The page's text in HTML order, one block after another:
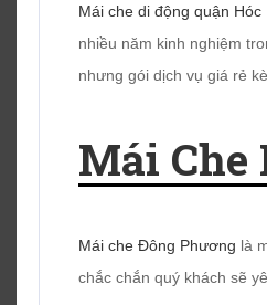
Mái che di động quận Hóc
nhiều năm kinh nghiệm
nhưng gói dịch vụ giá rẻ
Mái Che
Mái che Đông Phương là
chắc chắn quý khách sẽ